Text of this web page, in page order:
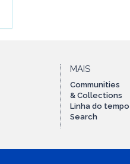
MAIS
Communities
& Collections
Linha do tempo
Search